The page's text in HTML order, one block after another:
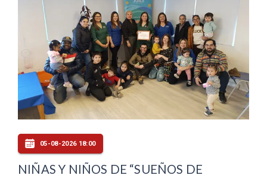
05-08-2026 18:00
NIÑAS Y NIÑOS DE “SUEÑOS DE